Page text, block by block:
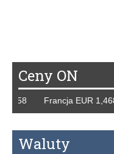
Ceny ON
Francja EUR 1,468
Waluty